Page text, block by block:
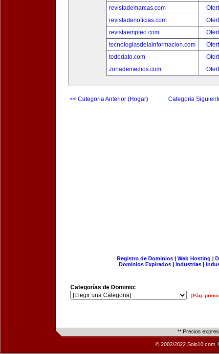
revistademarcas.com
revistadenoticias.com
revistaempleo.com
tecnologiasdelainformacion.com
tododato.com
zonademedios.com
<< Categoria Anterior (Hogar) Categoria
Registro de Dominios| Web Hosting |
Dominios Expirados | Industrias |
Categorías de Dominio:
[Pág.
** Precios
© 2002/2022 Solo10.com